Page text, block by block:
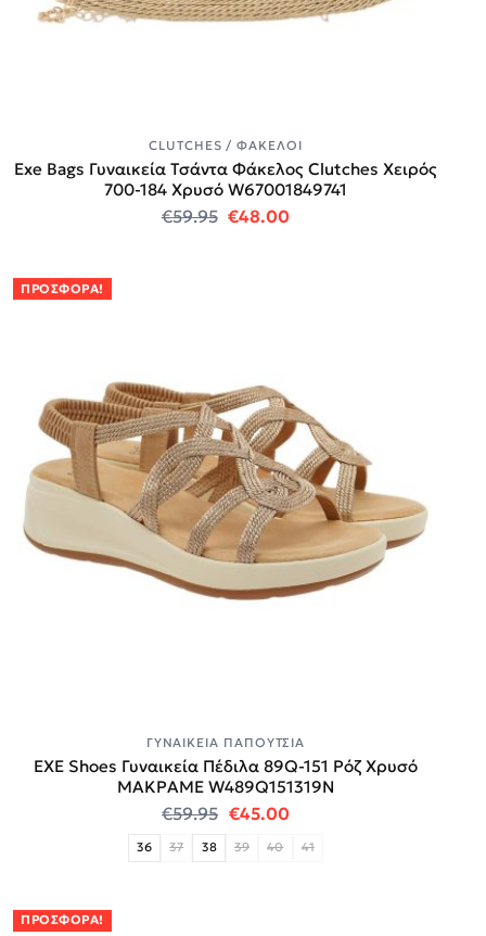
CLUTCHES / ΦΆΚΕΛΟΙ
Exe Bags Γυναικεία Τσάντα Φάκελος Clutches Χειρός
700-184 Χρυσό W67001849741
€59.95 Original price was: €59.95.
€48.00Η τρέχουσα τιμή
ΠΡΟΣΦΟΡΆ!
ΓΥΝΑΙΚΕΊΑ ΠΑΠΟΎΤΣΙΑ
EXE Shoes Γυναικεία Πέδιλα 89Q-151 Ρόζ Χρυσό
ΜΑΚΡΑΜΕ W489Q151319N
€59.95 Original price was: €59.95.
€45.00Η τρέχουσα τιμή
36 37 38 39 40 41
ΠΡΟΣΦΟΡΆ!